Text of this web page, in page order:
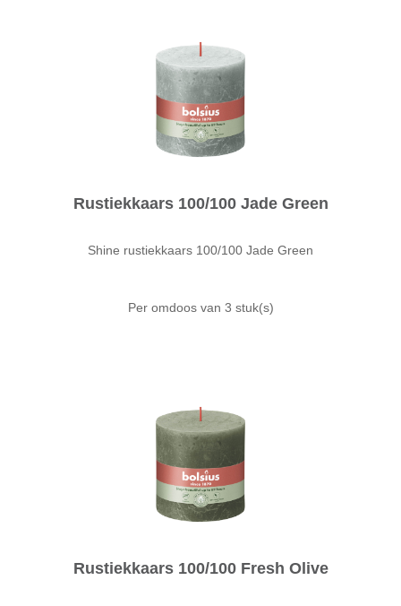
Rustiekkaars 100/100 Jade Green
Shine rustiekkaars 100/100 Jade Green
Per omdoos van 3 stuk(s)
Rustiekkaars 100/100 Fresh Olive